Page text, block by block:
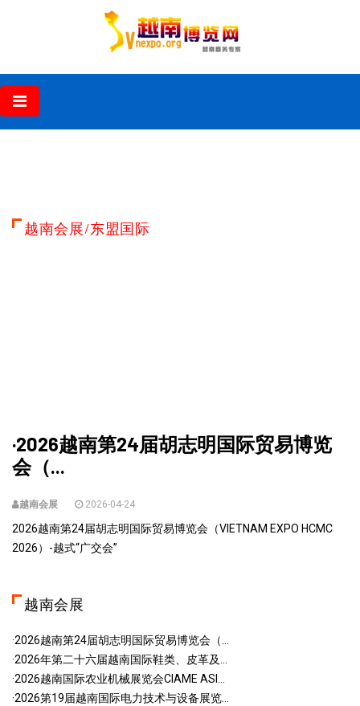
越南会展/东盟国际
·2026越南第24届胡志明国际贸易博览
会（...
越南会展 2026-04-24
2026越南第24届胡志明国际贸易博览会（VIETNAM EXPO HCMC
2026）-越式“广交会”
越南会展
·2026越南第24届胡志明国际贸易博览会（...
·2026年第二十六届越南国际鞋类、皮革及...
·2026越南国际农业机械展览会CIAME ASI...
·2026第19届越南国际电力技术与设备展览...